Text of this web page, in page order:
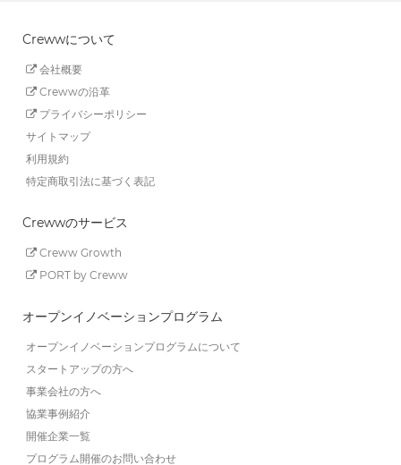
Crewwについて
会社概要
Crewwの沿革
プライバシーポリシー
サイトマップ
利用規約
特定商取引法に基づく表記
Crewwのサービス
Creww Growth
PORT by Creww
オープンイノベーションプログラム
オープンイノベーションプログラムについて
スタートアップの方へ
事業会社の方へ
協業事例紹介
開催企業一覧
プログラム開催のお問い合わせ